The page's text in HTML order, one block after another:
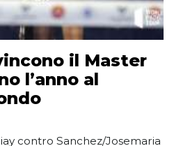
il Master
l’anno al
contro Sanchez/Josemaria